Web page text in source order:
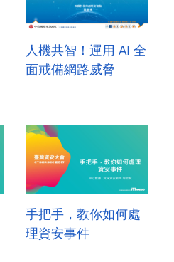
人機共智！運用 AI 全
面戒備網路威脅
手把手，教你如何處
理資安事件